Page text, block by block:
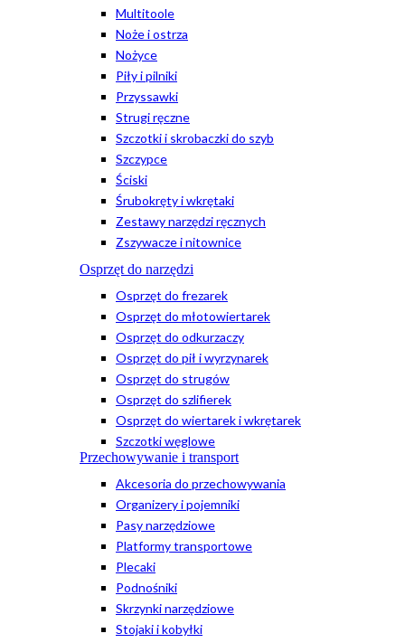
Multitoole
Noże i ostrza
Nożyce
Piły i pilniki
Przyssawki
Strugi ręczne
Szczotki i skrobaczki do szyb
Szczypce
Ściski
Śrubokręty i wkrętaki
Zestawy narzędzi ręcznych
Zszywacze i nitownice
Osprzęt do narzędzi
Osprzęt do frezarek
Osprzęt do młotowiertarek
Osprzęt do odkurzaczy
Osprzęt do pił i wyrzynarek
Osprzęt do strugów
Osprzęt do szlifierek
Osprzęt do wiertarek i wkrętarek
Szczotki węglowe
Przechowywanie i transport
Akcesoria do przechowywania
Organizery i pojemniki
Pasy narzędziowe
Platformy transportowe
Plecaki
Podnośniki
Skrzynki narzędziowe
Stojaki i kobyłki